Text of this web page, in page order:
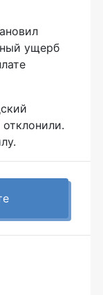
ущерб